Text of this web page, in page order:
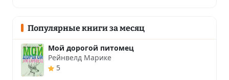
Популярные книги за месяц
Мой дорогой питомец
Рейнвелд Марике
5